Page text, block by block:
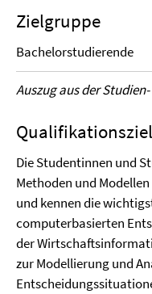
Zielgruppe
Bachelorstudierende
Auszug aus der
Die Studentinnen und
Methoden und
und kennen die
computerbasierten
der
zur Modellierung und